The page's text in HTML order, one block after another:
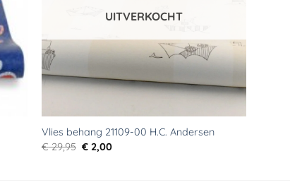
UITVERKOCHT
Vlies behang 21109-00 H.C. Andersen
€29,95 Oorspronkelijke
prijs
€ 2,00Huidige